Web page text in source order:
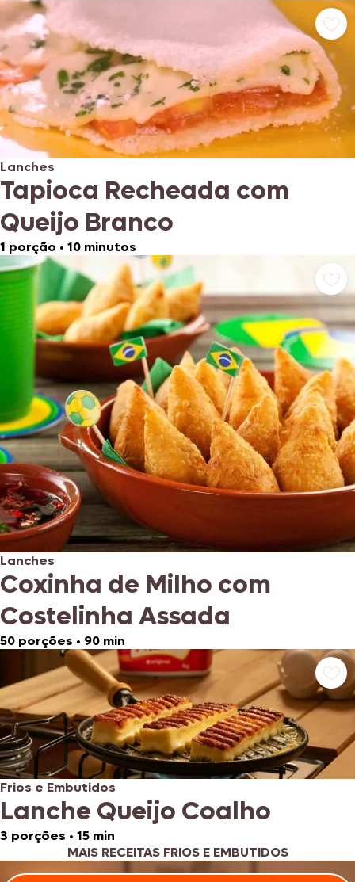
Lanches
Tapioca Recheada com
Queijo Branco
1 porção • 10 minutos
Lanches
Coxinha de Milho com
Costelinha Assada
50 porções • 90 min
Frios e Embutidos
Lanche Queijo Coalho
3 porções • 15 min
MAIS RECEITAS FRIOS E EMBUTIDOS